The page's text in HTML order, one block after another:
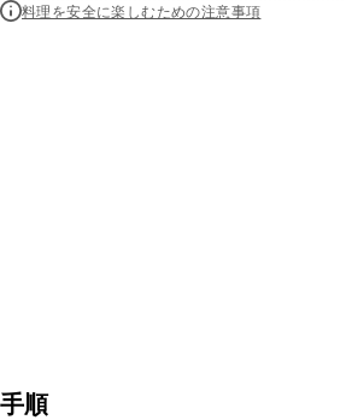
料理を安全に楽しむための注意事項
手順